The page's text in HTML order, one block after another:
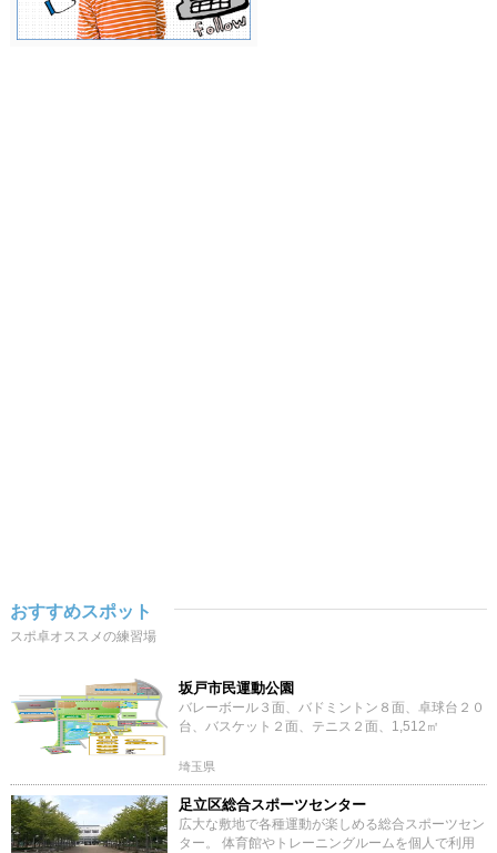
おすすめスポット
スポ卓オススメの練習場
坂戸市民運動公園
バレーボール３面、バドミントン８面、卓球台２０
台、バスケット２面、テニス２面、1,512㎡
埼玉県
足立区総合スポーツセンター
広大な敷地で各種運動が楽しめる総合スポーツセン
ター。 体育館やトレーニングルームを個人で利用